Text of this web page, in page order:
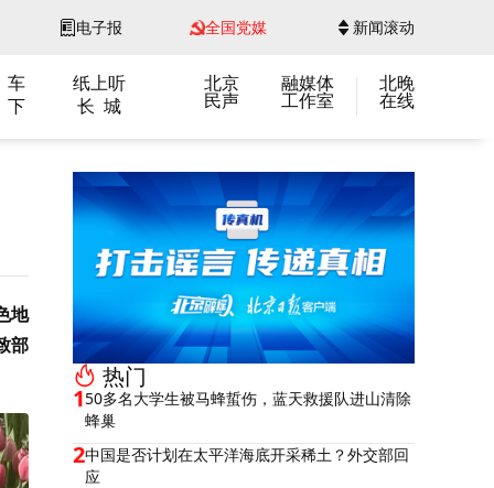
电子报 全国党媒 新闻滚动
车
纸上听
下 长 城
北京
民声
融媒体
工作室
北晚
在线
地
部
热门
150多名大学生被马蜂蜇伤，蓝天救援队进山清除
蜂巢
2中国是否计划在太平洋海底开采稀土？外交部回
应